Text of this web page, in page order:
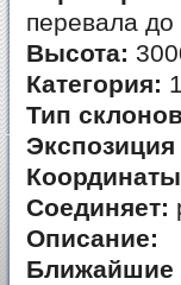
перевала до
Высота:
Категория:
Тип
Соединяет:
Описание:
Ближайшие